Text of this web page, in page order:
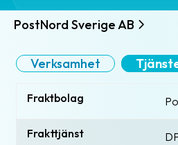
PostNord Sverige AB
Verksamhet
Fraktbolag
Frakttjänst